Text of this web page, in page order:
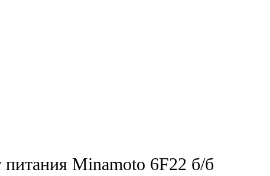
питания Minamoto 6F22 б/б